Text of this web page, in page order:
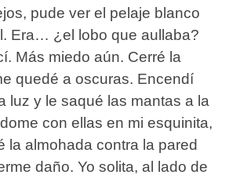
pude ver el pelaje blanco
Era… ¿el lobo que aullaba?
Más miedo aún. Cerré la
quedé a oscuras. Encendí
luz y le saqué las mantas a la
con ellas en mi esquinita,
la almohada contra la pared
daño. Yo solita, al lado de